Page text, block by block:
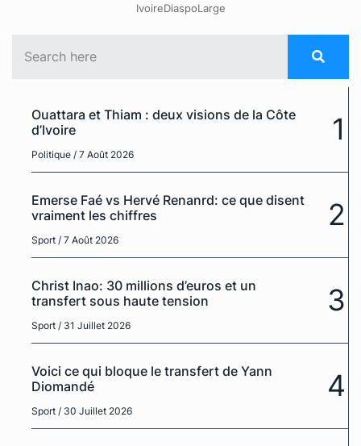
IvoireDiaspoLarge
Ouattara et Thiam : deux visions de la Côte
d’Ivoire
Politique / 7 Août 2026
1
Emerse Faé vs Hervé Renanrd: ce que disent
vraiment les chiffres
Sport / 7 Août 2026
2
Christ Inao: 30 millions d’euros et un
transfert sous haute tension
Sport / 31 Juillet 2026
3
Voici ce qui bloque le transfert de Yann
Diomandé
Sport / 30 Juillet 2026
4